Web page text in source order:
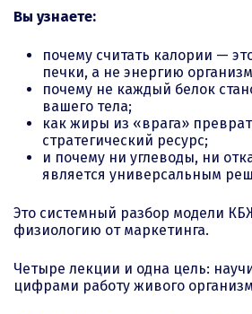
Вы узнаете:
почему считать калории —
печки, а не энергию
почему не каждый белок
вашего тела;
как жиры из «врага»
стратегический ресурс;
и почему ни углеводы, ни
является универсальным
Это системный разбор модели
физиологию от маркетинга.
Четыре лекции и одна цель:
цифрами работу живого